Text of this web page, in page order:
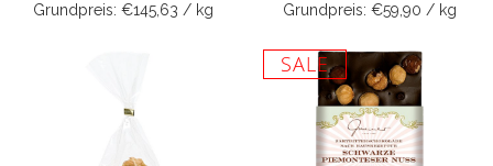
Grundpreis: €145,63 / kg
Grundpreis: €59,90 / kg
SALE